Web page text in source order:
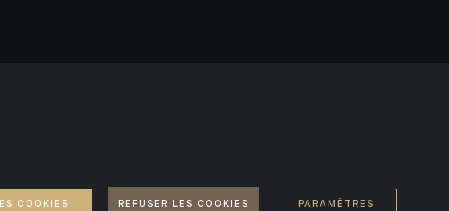
COOKIES REFUSER LES COOKIES PARAMÈTRES